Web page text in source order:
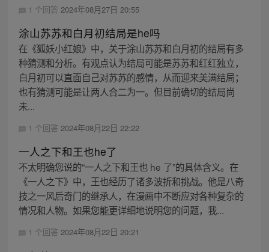
1 个回答 2024年08月27日 20:55
涂山苏苏和白月初结局是he吗
在《狐妖小红娘》中，关于涂山苏苏和白月初的结局有多
种猜测和分析。有观点认为结局可能是苏苏和红红独立，
白月初可以直面自己对苏苏的感情，从而迎来美满结局；
也有猜测可能是让两人合二为一。但目前确切的结局尚
未...
1 个回答 2024年08月22日 22:22
一人之下和王也he了
不太明确您说的“一人之下和王也 he 了”的具体含义。在
《一人之下》中，王也经历了诸多波折和挑战。他是八奇
技之一风后奇门的继承人，在漫画中不断应对各种复杂的
情况和人物。如果您能更详细地说明您的问题，我...
1 个回答 2024年08月22日 20:21